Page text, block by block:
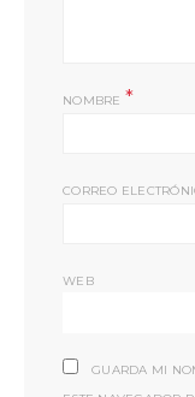
NOMBRE *
CORREO
WEB
GUARDA MI